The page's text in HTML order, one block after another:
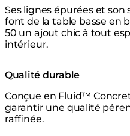
Ses lignes épurées et
font de la table basse en
50 un ajout chic à tout
intérieur.
Qualité durable
Conçue en Fluid™
garantir une qualité
raffinée.